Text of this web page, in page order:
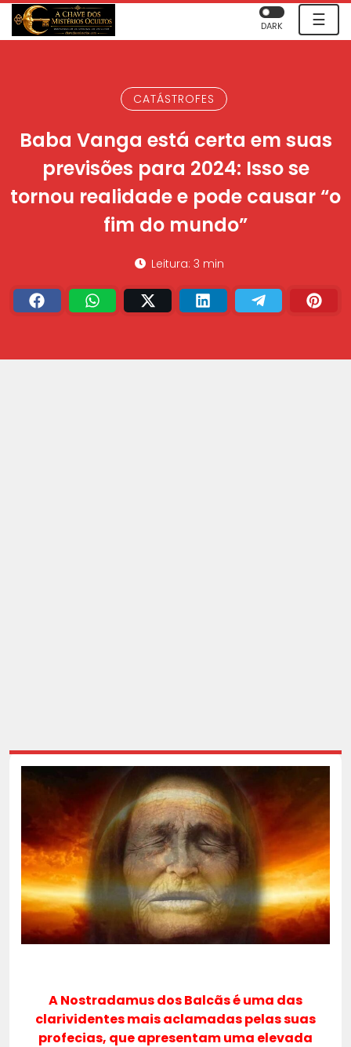
☰
DARK
CATÁSTROFES
Baba Vanga está certa em suas
previsões para 2024: Isso se
tornou realidade e pode causar “o
fim do mundo”
Leitura: 3 min
A Nostradamus dos Balcãs é uma das
clarividentes mais aclamadas pelas suas
profecias, que apresentam uma elevada